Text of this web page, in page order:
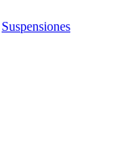
Suspensiones